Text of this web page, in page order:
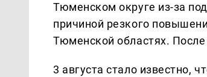
Тюменском округе из-за
причиной резкого
Тюменской областях.
3 августа стало известно,